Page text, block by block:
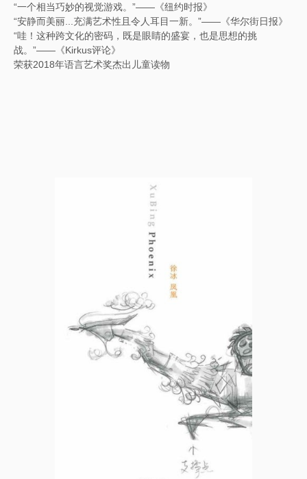
“一个相当巧妙的视觉游戏。”——《纽约时报》
“安静而美丽...充满艺术性且令人耳目一新。”——《华尔街日报》
“哇！这种跨文化的密码，既是眼睛的盛宴，也是思想的挑
战。”——《Kirkus评论》
荣获2018年语言艺术奖杰出儿童读物